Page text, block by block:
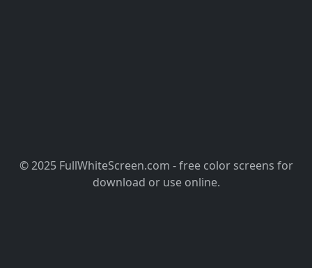
© 2025 FullWhiteScreen.com - free color screens for
download or use online.